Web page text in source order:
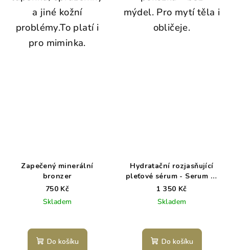
a jiné kožní
problémy.To platí i
pro miminka.
mýdel. Pro mytí těla i
obličeje.
Zapečený minerální
bronzer
750 Kč
Skladem
Do košíku
Hydratační rozjasňující
pleťové sérum - Serum of
Clear
1 350 Kč
Skladem
Do košíku